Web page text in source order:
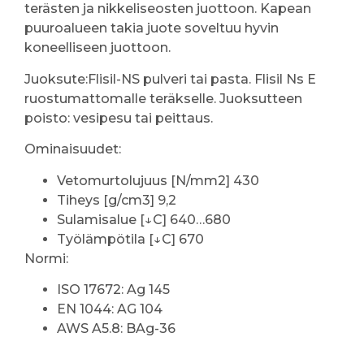
terästen ja nikkeliseosten juottoon. Kapean
puuroalueen takia juote soveltuu hyvin
koneelliseen juottoon.
Juoksute:Flisil-NS pulveri tai pasta. Flisil Ns E
ruostumattomalle teräkselle. Juoksutteen
poisto: vesipesu tai peittaus.
Ominaisuudet:
Vetomurtolujuus [N/mm2] 430
Tiheys [g/cm3] 9,2
Sulamisalue [↓C] 640…680
Työlämpötila [↓C] 670
Normi:
ISO 17672: Ag 145
EN 1044: AG 104
AWS A5.8: BAg-36